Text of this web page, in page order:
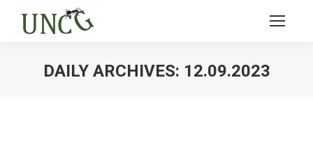
DAILY ARCHIVES: 12.09.2023